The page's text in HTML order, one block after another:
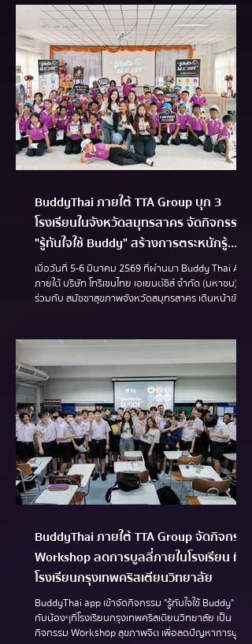
โรงเรียนเสนานิคม การอบรมครั้งนี้จัดขึ้นเพื่อเสริมสร้าง
ความรู้ ความเข้าใจ และทักษะของครูในการสังเกต คัด
กรอง ดูแล และช่วยเหลือนักเรียนที่เผชิญปัญหาการกลั่น
แกล้ง (Bullying) และการกลั่นแกล้งทางไซเบอร์
(Cyberbullying) ซึ่งเป็นปัญหาที่ส่
BuddyThai ภายใต้ TTA Group บุก 3
โรงเรียนในจังหวัดสมุทรสาคร จัดกิจกรรม
"รู้ทันใจใช้ Buddy" สร้างการตระหนักรู้
สุขภาพจิตเยาวชน
เมื่อวันที่ 5-6 มีนาคม 2569 ที่ผ่านมา Buddy Thai App
ภายใต้ บริษัท โทรีเซนไทย เอเยนต์ซีส์ จำกัด (มหาชน)
ร่วมกับ สมัชชาสุขภาพจังหวัดสมุทรสาคร เดินหน้าขับ
โรงเรียนวัดคลองตันราษฎร์บำรุง อำเภอบ้านแพ้ว
โรงเรียนวัดท่าเสา อำเภอกระทุ่มแบน โรงเรียนวัดชีผ้าขาว
ประชานุเคราะห์ อำเภอเมืองสมุทรสาคร กิจกรรม "รู้ทันใจ
ใช้ Buddy" ร่วมกันกับ สมัชชาสุขภาพจังหวัดสมุทรสาคร
ภายใต้โครงการ...
BuddyThai ภายใต้ TTA Group จัดกิจกรรม
Workshop ลดการบูลลี่ภายในโรงเรียน ที่
โรงเรียนกรุงเทพคริสเตียนวิทยาลัย
BuddyThai app เข้าจัดกิจกรรม "รู้ทันใจใช้ Buddy" ให้
กับน้องๆที่โรงเรียนกรุงเทพคริสเตียนวิทยาลัย เป็น
กิจกรรม Workshop สุขภาพจิต เพื่อลดปัญหาการบูลลี่